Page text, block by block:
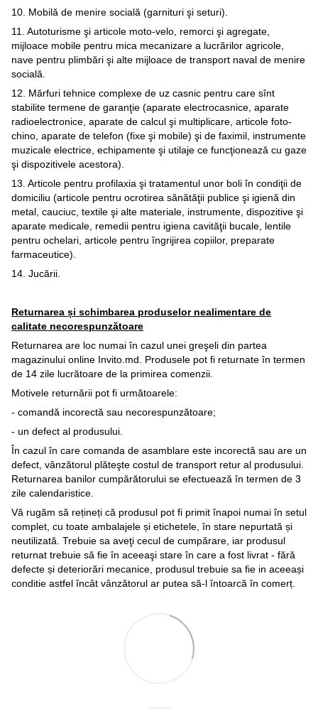
10. Mobilă de menire socială (garnituri şi seturi).
11. Autoturisme şi articole moto-velo, remorci şi agregate,
mijloace mobile pentru mica mecanizare a lucrărilor agricole,
nave pentru plimbări şi alte mijloace de transport naval de menire
socială.
12. Mărfuri tehnice complexe de uz casnic pentru care sînt
stabilite termene de garanţie (aparate electrocasnice, aparate
radioelectronice, aparate de calcul şi multiplicare, articole foto-
chino, aparate de telefon (fixe şi mobile) şi de faximil, instrumente
muzicale electrice, echipamente şi utilaje ce funcţionează cu gaze
şi dispozitivele acestora).
13. Articole pentru profilaxia şi tratamentul unor boli în condiţii de
domiciliu (articole pentru ocrotirea sănătăţii publice şi igienă din
metal, cauciuc, textile şi alte materiale, instrumente, dispozitive şi
aparate medicale, remedii pentru igiena cavităţii bucale, lentile
pentru ochelari, articole pentru îngrijirea copiilor, preparate
farmaceutice).
14. Jucării.
Returnarea și schimbarea produselor nealimentare de
calitate necorespunzătoare
Returnarea are loc numai în cazul unei greşeli din partea
magazinului online Invito.md. Produsele pot fi returnate în termen
de 14 zile lucrătoare de la primirea comenzii.
Motivele returnării pot fi următoarele:
- comandă incorectă sau necorespunzătoare;
- un defect al produsului.
În cazul în care comanda de asamblare este incorectă sau are un
defect, vânzătorul plăteşte costul de transport retur al produsului.
Returnarea banilor cumpărătorului se efectuează în termen de 3
zile calendaristice.
Vă rugăm să rețineți că produsul pot fi primit înapoi numai în setul
complet, cu toate ambalajele și etichetele, în stare nepurtată și
neutilizată. Trebuie sa aveţi cecul de cumpărare, iar produsul
returnat trebuie să fie în aceeaşi stare în care a fost livrat - fără
defecte și deteriorări mecanice, produsul trebuie sa fie in aceeași
conditie astfel încât vânzătorul ar putea să-l întoarcă în comerț.